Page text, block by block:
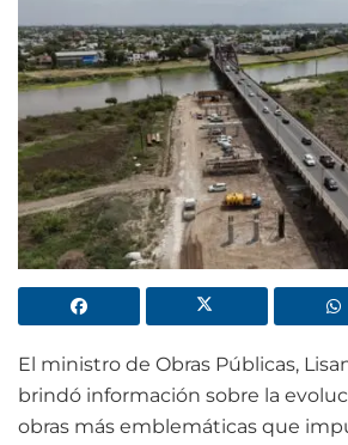
El ministro de Obras Públicas,
brindó información sobre la
obras más emblemáticas que